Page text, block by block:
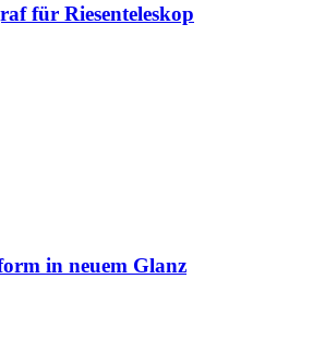
für Riesenteleskop
in neuem Glanz